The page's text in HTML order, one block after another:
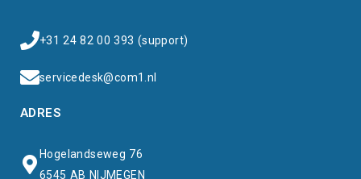
+31 24 82 00 393 (support)
servicedesk@com1.nl
ADRES
Hogelandseweg 76
6545 AB NIJMEGEN